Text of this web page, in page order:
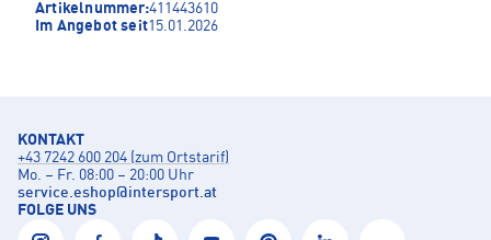
Artikelnummer:411443610
Im Angebot seit15.01.2026
KONTAKT
+43 7242 600 204 (zum Ortstarif)
Mo. – Fr. 08:00 – 20:00 Uhr
service.eshop@intersport.at
FOLGE UNS